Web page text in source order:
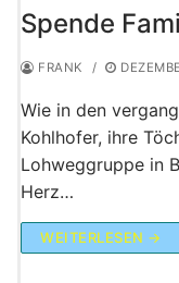
Spende
FRANK /
Wie in den
Kohlhofer, ihre
Lohweggruppe in
Herz…
WEITERLESEN →